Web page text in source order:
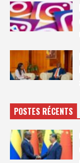
POSTES RÉCENTS